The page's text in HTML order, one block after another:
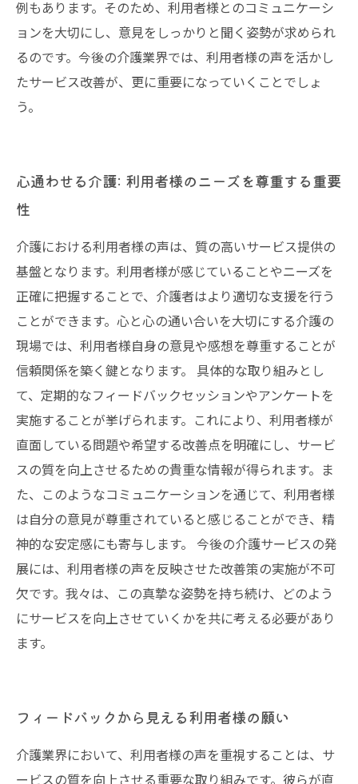
例もあります。そのため、利用者様とのコミュニケーシ
ョンを大切にし、意見をしっかりと聞く姿勢が求められ
るのです。今後の介護業界では、利用者様の声を活かし
たサービス改善が、更に重要になっていくことでしょ
う。
心通わせる介護: 利用者様のニーズを尊重する重要
性
介護における利用者様の声は、質の高いサービス提供の
基盤となります。利用者様が感じていることやニーズを
正確に把握することで、介護者はより適切な支援を行う
ことができます。心と心の通い合いを大切にする介護の
現場では、利用者様自身の意見や感想を尊重することが
信頼関係を築く鍵となります。 具体的な取り組みとし
て、定期的なフィードバックセッションやアンケートを
実施することが挙げられます。これにより、利用者様が
直面している問題や希望する改善点を明確にし、サービ
スの質を向上させるための貴重な情報が得られます。ま
た、このようなコミュニケーションを通じて、利用者様
は自分の意見が尊重されていると感じることができ、精
神的な安定感にも寄与します。 今後の介護サービスの発
展には、利用者様の声を反映させた改善策の実施が不可
欠です。我々は、この真摯な姿勢を持ち続け、どのよう
にサービスを向上させていくかを共に考える必要があり
ます。
フィードバックから見える利用者様の願い
介護業界において、利用者様の声を重視することは、サ
ービスの質を向上させる重要な取り組みです。彼らが直